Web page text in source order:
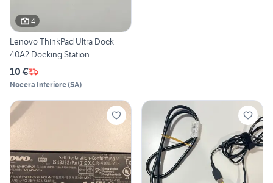
4
Lenovo ThinkPad Ultra Dock
40A2 Docking Station
10 €
Nocera Inferiore(SA)